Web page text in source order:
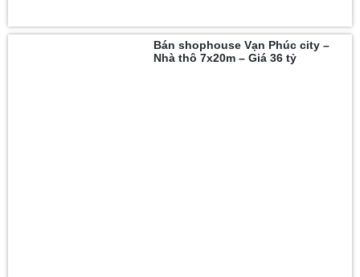
Bán shophouse Vạn Phúc city –
Nhà thô 7x20m – Giá 36 tỷ